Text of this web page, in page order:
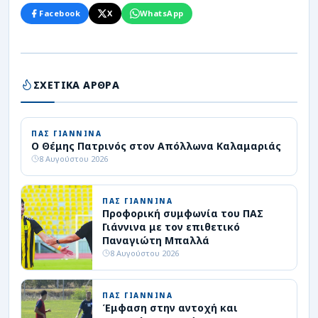
Facebook
X WhatsApp
ΣΧΕΤΙΚΑ ΑΡΘΡΑ
ΠΑΣ ΓΙΑΝΝΙΝΑ
Ο Θέμης Πατρινός στον Απόλλωνα Καλαμαριάς
8 Αυγούστου 2026
ΠΑΣ ΓΙΑΝΝΙΝΑ
Προφορική συμφωνία του ΠΑΣ
Γιάννινα με τον επιθετικό
Παναγιώτη Μπαλλά
8 Αυγούστου 2026
ΠΑΣ ΓΙΑΝΝΙΝΑ
Έμφαση στην αντοχή και